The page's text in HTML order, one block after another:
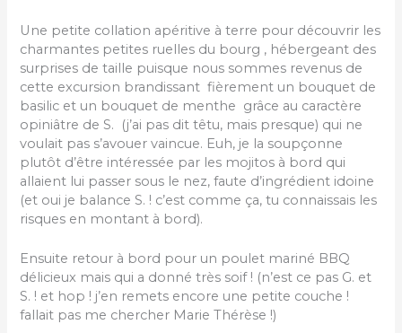
Une petite collation apéritive à terre pour découvrir les
charmantes petites ruelles du bourg , hébergeant des
surprises de taille puisque nous sommes revenus de
cette excursion brandissant fièrement un bouquet de
basilic et un bouquet de menthe grâce au caractère
opiniâtre de S. (j’ai pas dit têtu, mais presque) qui ne
voulait pas s’avouer vaincue. Euh, je la soupçonne
plutôt d’être intéressée par les mojitos à bord qui
allaient lui passer sous le nez, faute d’ingrédient idoine
(et oui je balance S. ! c’est comme ça, tu connaissais les
risques en montant à bord).
Ensuite retour à bord pour un poulet mariné BBQ
délicieux mais qui a donné très soif ! (n’est ce pas G. et
S. ! et hop ! j’en remets encore une petite couche !
fallait pas me chercher Marie Thérèse !)